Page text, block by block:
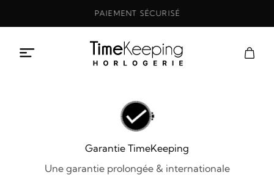
PAIEMENT SÉCURISÉ
Garantie TimeKeeping
Une garantie prolongée & internationale